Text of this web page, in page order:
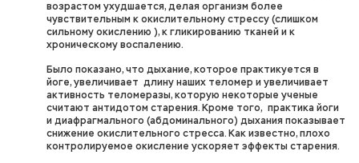
возрастом ухудшается, делая организм более
чувствительным к окислительному стрессу (слишком
сильному окислению ), к гликированию тканей и к
хроническому воспалению.
Было показано, что дыхание, которое практикуется в
йоге, увеличивает длину наших теломер и увеличивает
активность теломеразы, которую некоторые ученые
считают антидотом старения. Кроме того, практика йоги
и диафрагмального (абдоминального) дыхания показывает
снижение окислительного стресса. Как известно, плохо
контролируемое окисление ускоряет эффекты старения.